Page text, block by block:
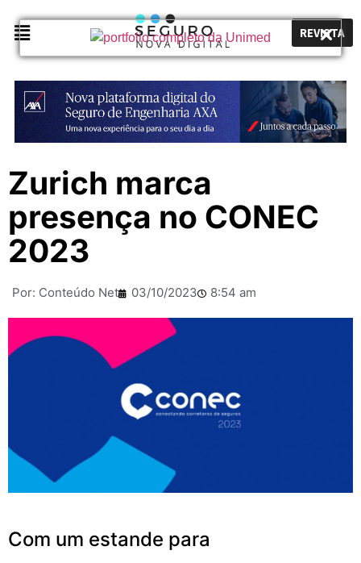
REVISTA
Zurich marca
presença no CONEC
2023
Por: Conteúdo Net 03/10/2023 8:54 am
Com um estande para